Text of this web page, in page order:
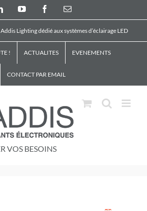
LinkedInYouTube FacebookEmail
Lighting dédié aux systèmes d’éclairage LED
! ACTUALITES EVENEMENTS
CONTACT PAR EMAIL
VOS BESOINS